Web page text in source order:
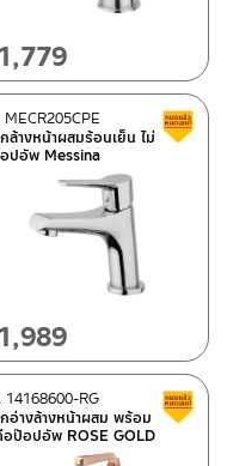
ลดราคา เคลียร์สต็อก
ล้างหน้าผสมร้อนเย็น ไม่
ปอัพ Messina
MECR205CPE
ลดราคา เคลียร์สต็อก
อ่างล้างหน้าผสม พร้อม
อป๊อปอัพ ROSE GOLD
14168600-RG